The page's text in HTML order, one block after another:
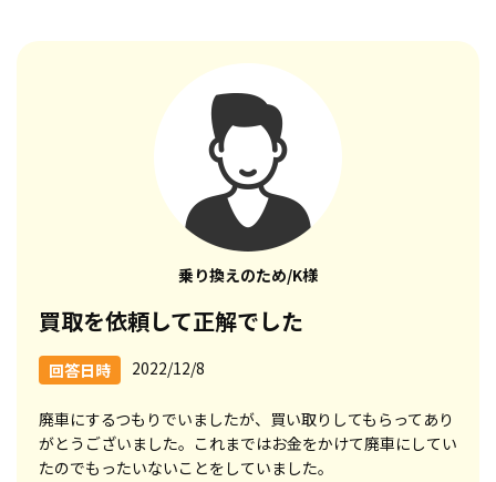
乗り換えのため/K様
買取を依頼して正解でした
回答日時 2022/12/8
廃車にするつもりでいましたが、買い取りしてもらってあり
がとうございました。これまではお金をかけて廃車にしてい
たのでもったいないことをしていました。